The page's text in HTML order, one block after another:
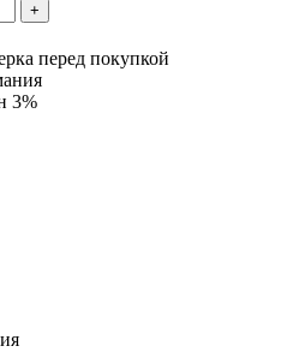
+
перед покупкой
3%